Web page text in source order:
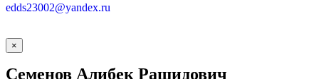
edds23002@yandex.ru
×
Семенов Алибек Рашидович